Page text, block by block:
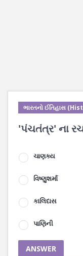
ભારતનો ઈતિહાસ
'પંચતંત્ર' ના
ચાણક્ય
વિષ્ણુશર્મા
કાલિદાસ
પાણિની
ANSWER